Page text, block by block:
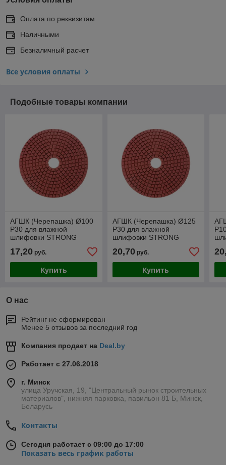
Оплата по реквизитам
Наличными
Безналичный расчет
Все условия оплаты
Подобные товары компании
АГШК (Черепашка) Ø100
P30 для влажной
шлифовки STRONG
17,20 руб.
Купить
АГШК (Черепашка) Ø125
P30 для влажной
шлифовки STRONG
20,70руб.
Купить
О нас
Рейтинг не сформирован
Менее 5 отзывов за последний год
Компания продает на Deal.by
Работает с 27.06.2018
г. Минск
улица Уручская, 19, "Центральный рынок строительных
материалов", нижняя парковка, павильон 81 Б, Минск,
Беларусь
Контакты
Сегодня работает с 09:00 до 17:00
Показать весь график работы